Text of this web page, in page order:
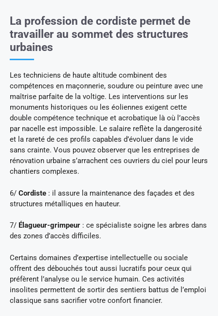
La profession de cordiste permet de
travailler au sommet des structures
urbaines
Les techniciens de haute altitude combinent des
compétences en maçonnerie, soudure ou peinture avec une
maîtrise parfaite de la voltige. Les interventions sur les
monuments historiques ou les éoliennes exigent cette
double compétence technique et acrobatique là où l’accès
par nacelle est impossible. Le salaire reflète la dangerosité
et la rareté de ces profils capables d’évoluer dans le vide
sans crainte. Vous pouvez observer que les entreprises de
rénovation urbaine s’arrachent ces ouvriers du ciel pour leurs
chantiers complexes.
6/ Cordiste : il assure la maintenance des façades et des
structures métalliques en hauteur.
7/ Élagueur-grimpeur : ce spécialiste soigne les arbres dans
des zones d’accès difficiles.
Certains domaines d’expertise intellectuelle ou sociale
offrent des débouchés tout aussi lucratifs pour ceux qui
préfèrent l’analyse ou le service humain. Ces activités
insolites permettent de sortir des sentiers battus de l’emploi
classique sans sacrifier votre confort financier.